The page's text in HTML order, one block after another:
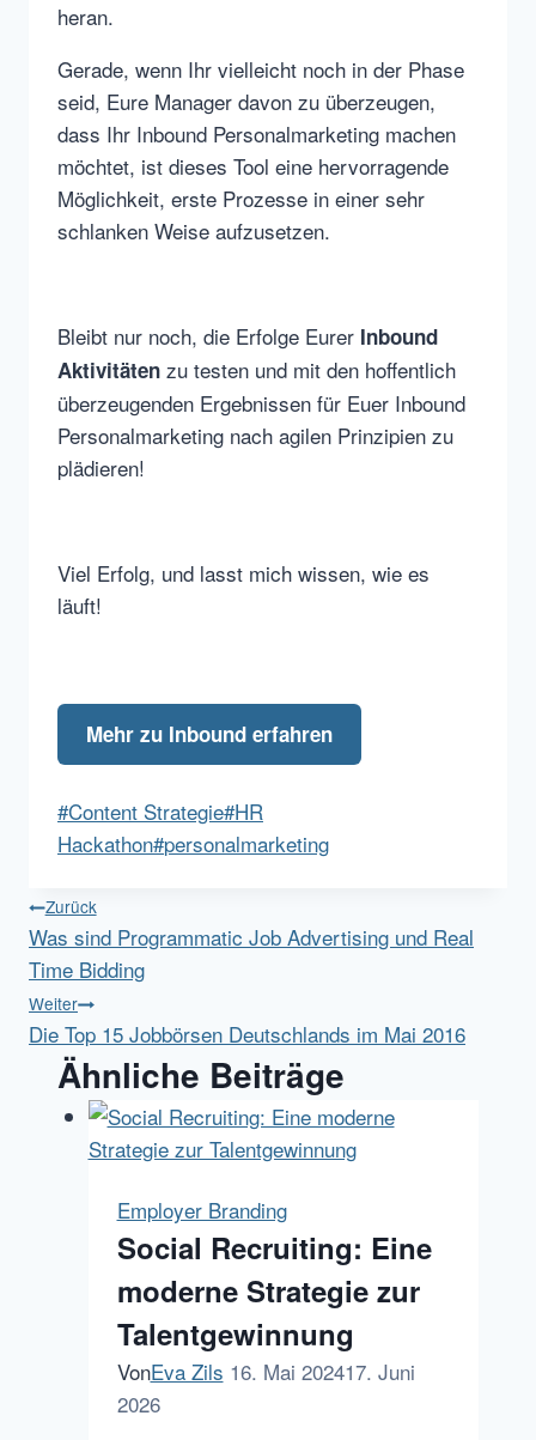
heran.
Gerade, wenn Ihr vielleicht noch in der Phase
seid, Eure Manager davon zu überzeugen,
dass Ihr Inbound Personalmarketing machen
möchtet, ist dieses Tool eine hervorragende
Möglichkeit, erste Prozesse in einer sehr
schlanken Weise aufzusetzen.
Bleibt nur noch, die Erfolge Eurer Inbound
Aktivitäten zu testen und mit den hoffentlich
überzeugenden Ergebnissen für Euer Inbound
Personalmarketing nach agilen Prinzipien zu
plädieren!
Viel Erfolg, und lasst mich wissen, wie es
läuft!
Mehr zu Inbound erfahren
Schlagworte:
#Content Strategie#HR
Hackathon#personalmarketing
Beitragsnavigation
Zurück
Was sind Programmatic Job Advertising und Real
Time Bidding
Weiter
Die Top 15 Jobbörsen Deutschlands im Mai 2016
Ähnliche Beiträge
Employer Branding
Social Recruiting: Eine
moderne Strategie zur
Talentgewinnung
VonEva Zils 16. Mai 202417. Juni
2026